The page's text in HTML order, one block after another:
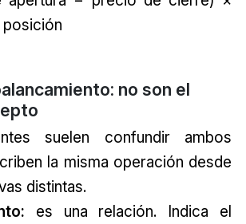
no son el
suelen confundir ambos
la misma operación desde
distintas.
es una relación. Indica el